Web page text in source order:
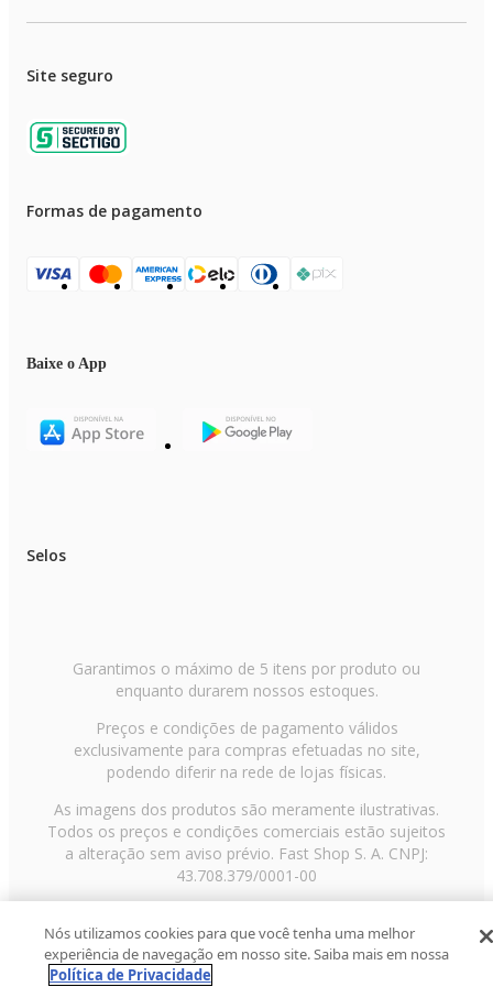
Site seguro
Formas de pagamento
Baixe o App
Selos
Garantimos o máximo de 5 itens por produto ou
enquanto durarem nossos estoques.
Preços e condições de pagamento válidos
exclusivamente para compras efetuadas no site,
podendo diferir na rede de lojas físicas.
As imagens dos produtos são meramente ilustrativas.
Todos os preços e condições comerciais estão sujeitos
a alteração sem aviso prévio. Fast Shop S. A. CNPJ:
43.708.379/0001-00
Paulo/SP, CEP 02029-001, Telefone: 11 3003-3728 ©
2013 Fast Shop - Todos os direitos reservadosRF
Nós utilizamos cookies para que você tenha uma melhor
experiência de navegação em nosso site. Saiba mais em nossa
Política de Privacidade